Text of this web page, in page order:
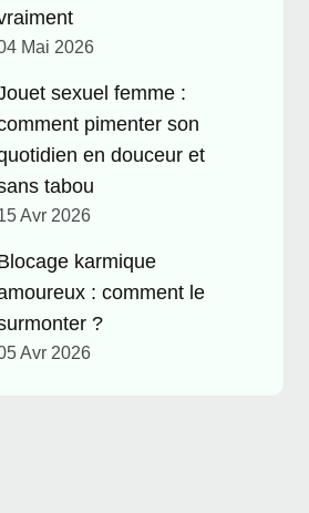
Mai 2026
sexuel femme :
pimenter son
en douceur et
tabou
Avr 2026
karmique
: comment le
?
Avr 2026